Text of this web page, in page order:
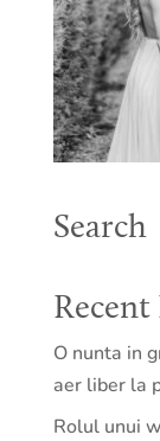
Search
Recent
O nunta in
aer liber la
Rolul unui